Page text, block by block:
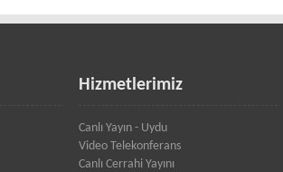
Hizmetlerimiz
Canlı Yayın - Uydu
Video Telekonferans
Canlı Cerrahi Yayını